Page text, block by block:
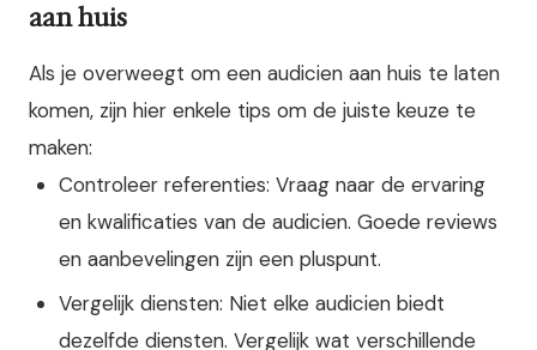
aan huis
Als je overweegt om een audicien aan huis te laten
komen, zijn hier enkele tips om de juiste keuze te
maken:
Controleer referenties: Vraag naar de ervaring
en kwalificaties van de audicien. Goede reviews
en aanbevelingen zijn een pluspunt.
Vergelijk diensten: Niet elke audicien biedt
dezelfde diensten. Vergelijk wat verschillende